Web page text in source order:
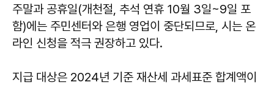
주말과 공휴일(개천절, 추석 연휴 10월 3일~9일 포
함)에는 주민센터와 은행 영업이 중단되므로, 시는 온
라인 신청을 적극 권장하고 있다.
지급 대상은 2024년 기준 재산세 과세표준 합계액이